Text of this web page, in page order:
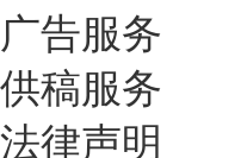
广告服务
供稿服务
法律声明